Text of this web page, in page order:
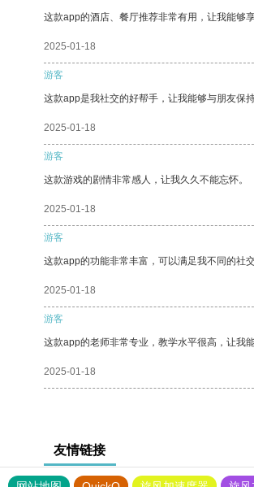
这款app的酒店、餐厅推荐非常有用，让我能够
2025-01-18
游客
这款app是我社交的好帮手，让我能够与朋友保
2025-01-18
游客
这款游戏的剧情非常感人，让我久久不能忘怀。
2025-01-18
游客
这款app的功能非常丰富，可以满足我不同的社交
2025-01-18
游客
这款app的老师非常专业，教学水平很高，让我
2025-01-18
友情链接